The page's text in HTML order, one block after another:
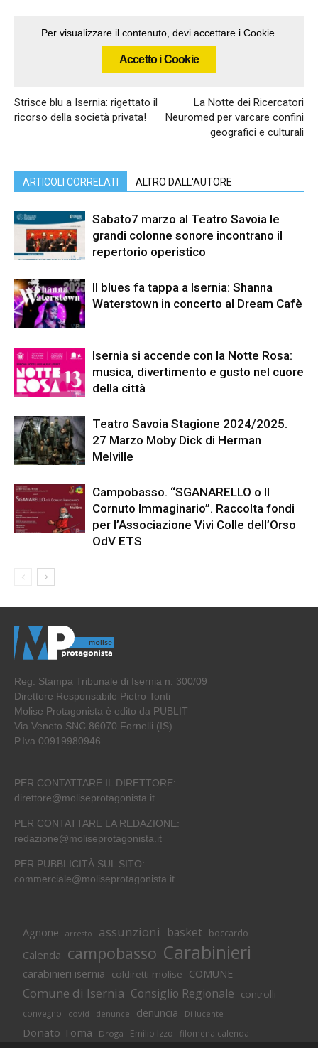
Per visualizzare il contenuto, devi accettare i Cookie.
Accetto i Cookie
Strisce blu a Isernia: rigettato il
ricorso della società privata!
La Notte dei Ricercatori
Neuromed per varcare confini
geografici e culturali
ARTICOLI CORRELATI ALTRO DALL'AUTORE
Sabato7 marzo al Teatro Savoia le
grandi colonne sonore incontrano il
repertorio operistico
Il blues fa tappa a Isernia: Shanna
Waterstown in concerto al Dream Cafè
Isernia si accende con la Notte Rosa:
musica, divertimento e gusto nel cuore
della città
Teatro Savoia Stagione 2024/2025.
27 Marzo Moby Dick di Herman
Melville
Campobasso. “SGANARELLO o Il
Cornuto Immaginario”. Raccolta fondi
per l’Associazione Vivi Colle dell’Orso
OdV ETS
Reg. Stampa Tribunale di Isernia n. 300/09
Direttore Responsabile Pietro Tonti
Molise Protagonista è edito da PUBLIT
Via Veneto SNC 86070 Fornelli (IS)
P.Iva 00919980946
PER CONTATTARE IL DIRETTORE:
direttore@moliseprotagonista.it
PER CONTATTARE LA REDAZIONE:
redazione@moliseprotagonista.it
PER PUBBLICITÀ SUL SITO:
commerciale@moliseprotagonista.it
Agnone arresto assunzioni basket boccardo
Calenda campobasso Carabinieri
carabinieri isernia coldiretti molise COMUNE
Comune di Isernia Consiglio Regionale controlli
convegno covid denunce denuncia Di lucente
Donato Toma Droga Emilio Izzo filomena calenda